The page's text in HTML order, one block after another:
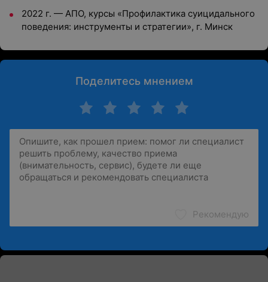
2022 г. — АПО, курсы «Профилактика суицидального
поведения: инструменты и стратегии», г. Минск
Поделитесь мнением
Рекомендую